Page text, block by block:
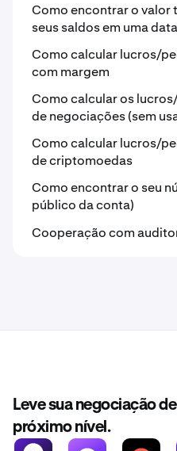
Como encontrar o valor
seus saldos em uma
Como calcular lucros/
com margem
Como calcular os
de negociações (sem
Como calcular lucros/
de criptomoedas
Como encontrar o seu
público da conta)
Cooperação com
Leve sua negociação
próximo nível.